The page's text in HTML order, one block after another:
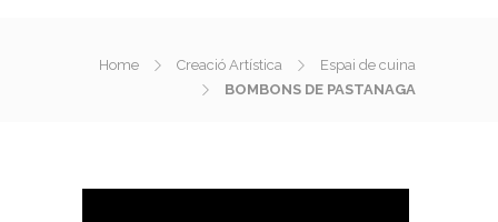
Home Creació Artística
Espai de cuina
BOMBONS DE PASTANAGA